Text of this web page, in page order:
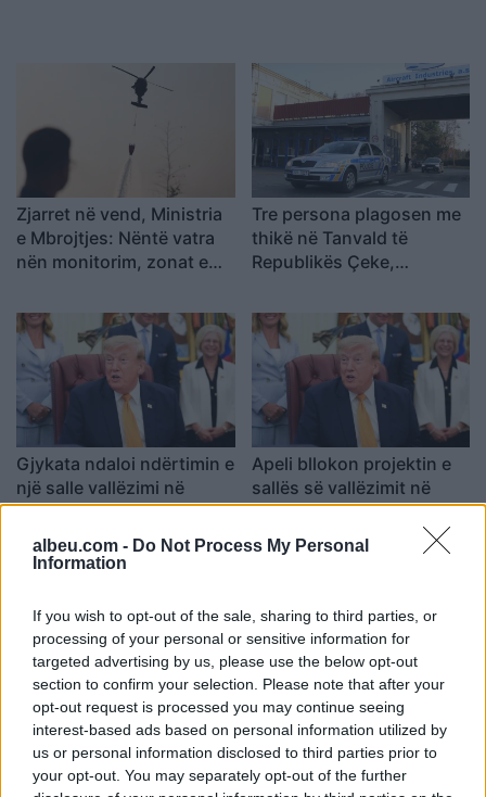
albeu.com - Do Not Process My Personal
Information
If you wish to opt-out of the sale, sharing to third parties, or
processing of your personal or sensitive information for
targeted advertising by us, please use the below opt-out
section to confirm your selection. Please note that after your
opt-out request is processed you may continue seeing
interest-based ads based on personal information utilized by
us or personal information disclosed to third parties prior to
your opt-out. You may separately opt-out of the further
Zjarret në vend, Ministria
e Mbrojtjes: Nëntë vatra
nën monitorim, zonat e
Tre persona plagosen me
thikë në Tanvald të
Republikës Çeke,
Gjykata ndaloi ndërtimin e
një salle vallëzimi në
Shtëpinë e Bardhë,
reagon Trump: Do ta
çojmë çështjen në
Apeli bllokon projektin e
sallës së vallëzimit në
Shtëpinë e Bardhë, Trump
paralajmëron ankim në
Supreme: Vendim politik
Thirrje nga Rrogozhina:
Banorët kundërshtojnë
bashkimin me Kavajën,
kërkojnë ruajtjen e
Protesta e dytë në
Memaliaj kundër reformës
territoriale, banorët
refuzojnë bashkimin me